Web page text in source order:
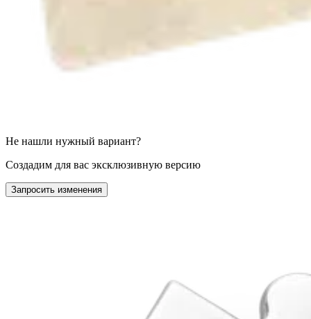
Не нашли нужный вариант?
Создадим для вас эксклюзивную версию
Запросить изменения